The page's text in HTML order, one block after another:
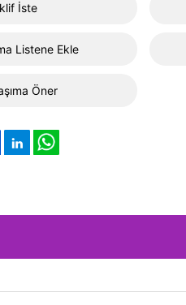
İste
Listene Ekle
Öner